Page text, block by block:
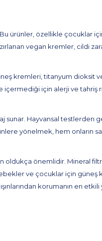
ürünler, özellikle çocuklar
vegan kremler, cildi
kremleri, titanyum dioksit
içermediği için alerji ve
Hayvansal testlerden
yönelmek, hem onların
oldukça önemlidir. Mineral
ve çocuklar için
korumanın en